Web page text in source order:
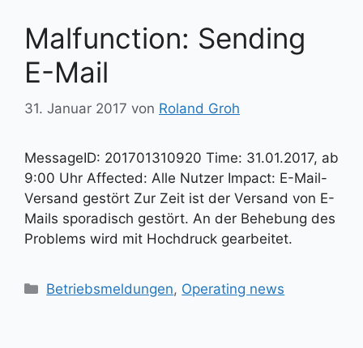
Malfunction: Sending
E-Mail
31. Januar 2017 von Roland Groh
MessageID: 201701310920 Time: 31.01.2017, ab
9:00 Uhr Affected: Alle Nutzer Impact: E-Mail-
Versand gestört Zur Zeit ist der Versand von E-
Mails sporadisch gestört. An der Behebung des
Problems wird mit Hochdruck gearbeitet.
Kategorien
Betriebsmeldungen, Operating news